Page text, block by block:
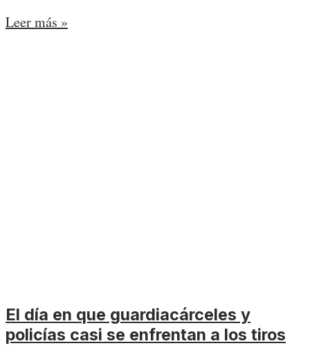
Leer más »
El día en que guardiacárceles y
policías casi se enfrentan a los tiros